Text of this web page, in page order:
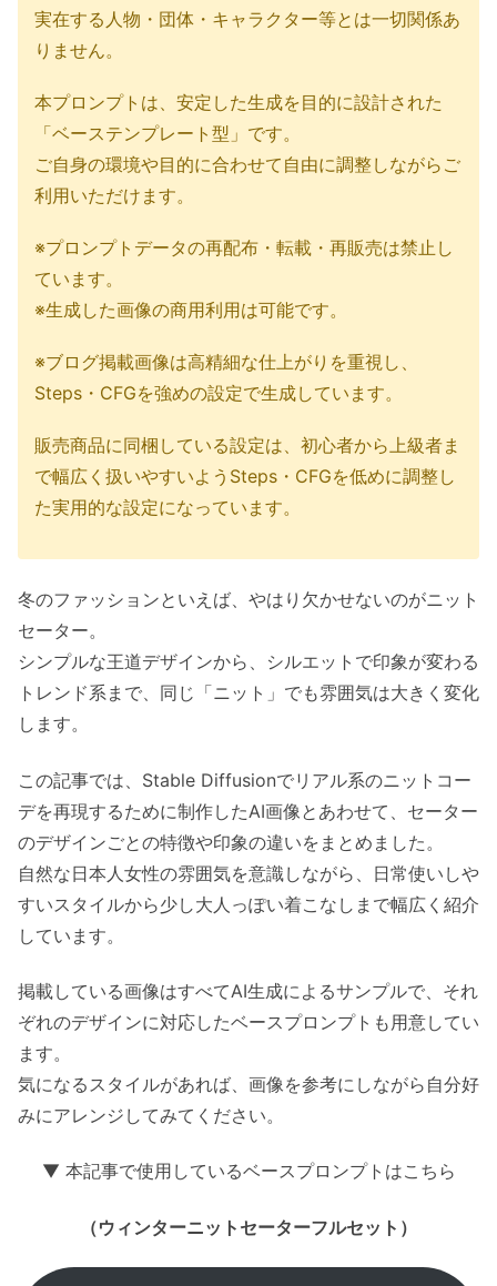
実在する人物・団体・キャラクター等とは一切関係あ
りません。
本プロンプトは、安定した生成を目的に設計された
「ベーステンプレート型」です。
ご自身の環境や目的に合わせて自由に調整しながらご
利用いただけます。
※プロンプトデータの再配布・転載・再販売は禁止し
ています。
※生成した画像の商用利用は可能です。
※ブログ掲載画像は高精細な仕上がりを重視し、
Steps・CFGを強めの設定で生成しています。
販売商品に同梱している設定は、初心者から上級者ま
で幅広く扱いやすいようSteps・CFGを低めに調整し
た実用的な設定になっています。
冬のファッションといえば、やはり欠かせないのがニット
セーター。
シンプルな王道デザインから、シルエットで印象が変わる
トレンド系まで、同じ「ニット」でも雰囲気は大きく変化
します。
この記事では、Stable Diffusionでリアル系のニットコー
デを再現するために制作したAI画像とあわせて、セーター
のデザインごとの特徴や印象の違いをまとめました。
自然な日本人女性の雰囲気を意識しながら、日常使いしや
すいスタイルから少し大人っぽい着こなしまで幅広く紹介
しています。
掲載している画像はすべてAI生成によるサンプルで、それ
ぞれのデザインに対応したベースプロンプトも用意してい
ます。
気になるスタイルがあれば、画像を参考にしながら自分好
みにアレンジしてみてください。
▼ 本記事で使用しているベースプロンプトはこちら
（ウィンターニットセーターフルセット）